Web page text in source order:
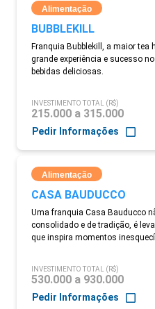
Alimentação
BUBBLEKILL
Franquia Bubblekill, a maior
grande experiência e sucesso
bebidas deliciosas.
INVESTIMENTO TOTAL (R$)
215.000 a 315.000
Pedir Informações
Alimentação
CASA BAUDUCCO
Uma franquia Casa Bauducco
consolidado e de tradição, é
que inspira momentos
INVESTIMENTO TOTAL (R$)
530.000 a 930.000
Pedir Informações